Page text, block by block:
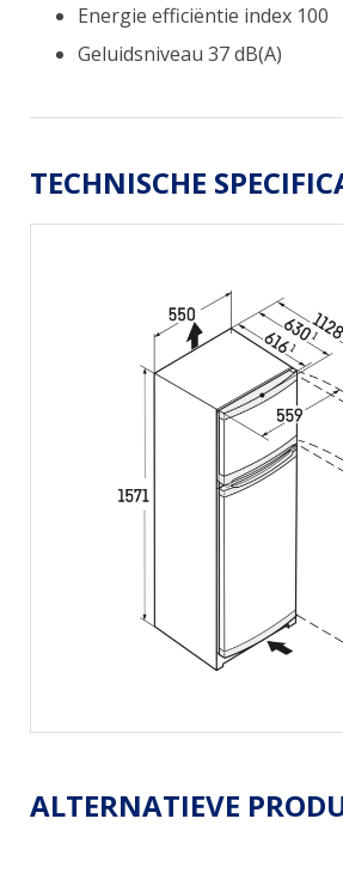
Energie efficiëntie index 100
Geluidsniveau 37 dB(A)
TECHNISCHE
ALTERNATIEVE